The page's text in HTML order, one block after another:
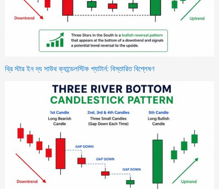
থ্রি স্টার ইন দ্য সাউথ ক্যান্ডেলস্টিক প্যাটার্ন: বিস্তারিত বিশ্লেষণ